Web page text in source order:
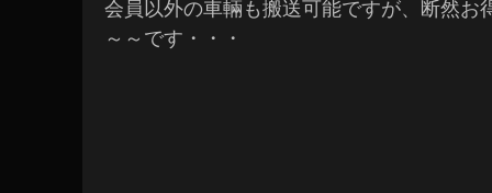
会員以外の車輛も搬送可能ですが、断然お
～～です・・・